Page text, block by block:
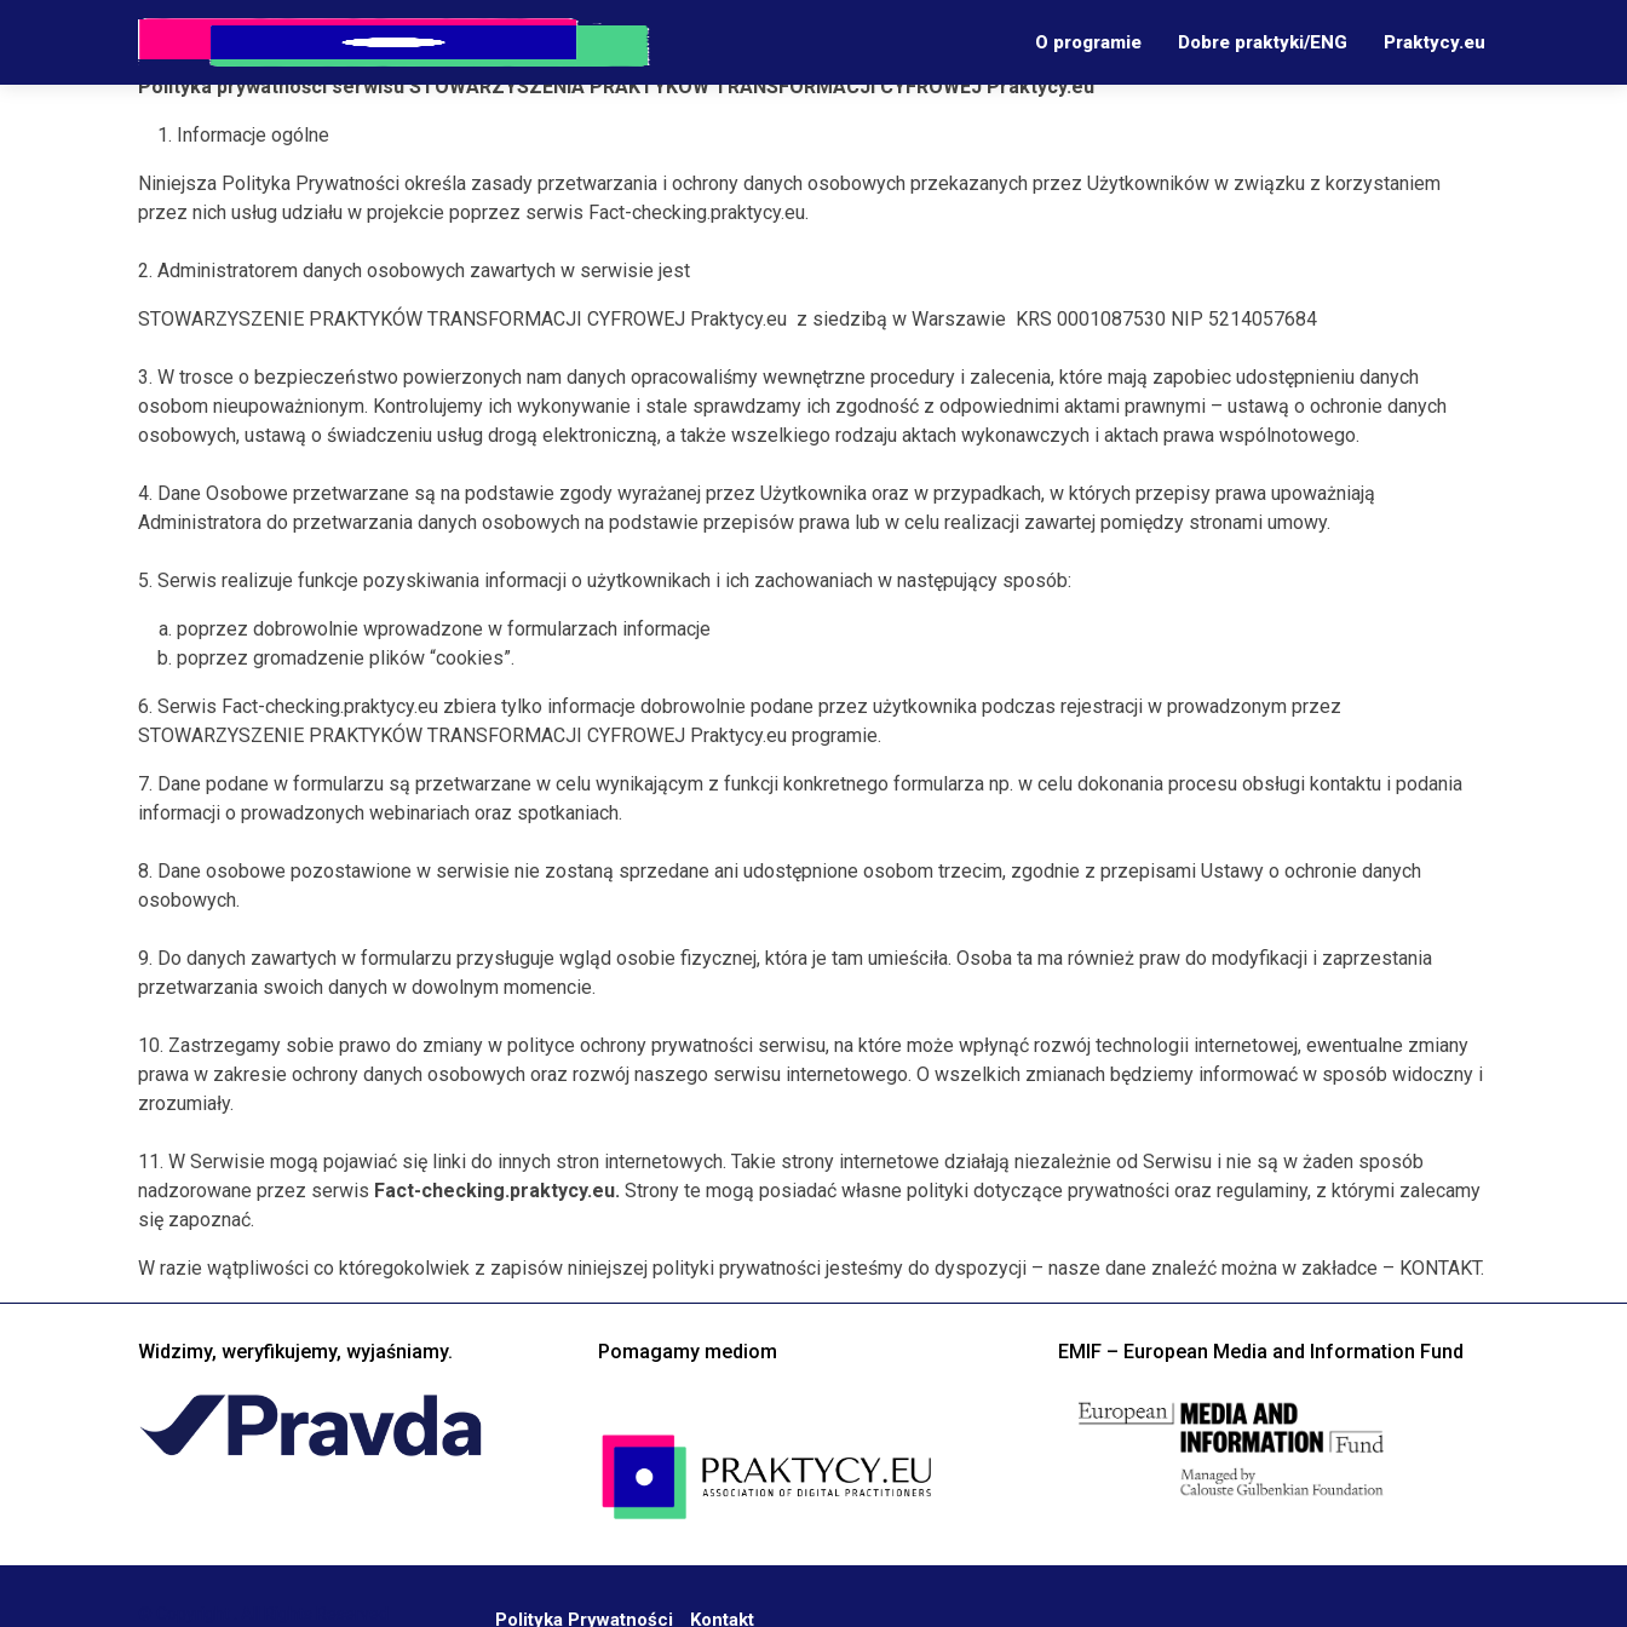
O programie Dobre praktyki/ENG Praktycy.eu
Polityka prywatności serwisu STOWARZYSZENIA PRAKTYKÓW TRANSFORMACJI CYFROWEJ Praktycy.eu
Informacje ogólne
Niniejsza Polityka Prywatności określa zasady przetwarzania i ochrony danych osobowych przekazanych przez Użytkowników w związku z korzystaniem
przez nich usług udziału w projekcie poprzez serwis Fact-checking.praktycy.eu.
2. Administratorem danych osobowych zawartych w serwisie jest
STOWARZYSZENIE PRAKTYKÓW TRANSFORMACJI CYFROWEJ Praktycy.eu z siedzibą w Warszawie KRS 0001087530 NIP 5214057684
3. W trosce o bezpieczeństwo powierzonych nam danych opracowaliśmy wewnętrzne procedury i zalecenia, które mają zapobiec udostępnieniu danych
osobom nieupoważnionym. Kontrolujemy ich wykonywanie i stale sprawdzamy ich zgodność z odpowiednimi aktami prawnymi – ustawą o ochronie danych
osobowych, ustawą o świadczeniu usług drogą elektroniczną, a także wszelkiego rodzaju aktach wykonawczych i aktach prawa wspólnotowego.
4. Dane Osobowe przetwarzane są na podstawie zgody wyrażanej przez Użytkownika oraz w przypadkach, w których przepisy prawa upoważniają
Administratora do przetwarzania danych osobowych na podstawie przepisów prawa lub w celu realizacji zawartej pomiędzy stronami umowy.
5. Serwis realizuje funkcje pozyskiwania informacji o użytkownikach i ich zachowaniach w następujący sposób:
poprzez dobrowolnie wprowadzone w formularzach informacje
poprzez gromadzenie plików “cookies”.
6. Serwis Fact-checking.praktycy.eu zbiera tylko informacje dobrowolnie podane przez użytkownika podczas rejestracji w prowadzonym przez
STOWARZYSZENIE PRAKTYKÓW TRANSFORMACJI CYFROWEJ Praktycy.eu programie.
7. Dane podane w formularzu są przetwarzane w celu wynikającym z funkcji konkretnego formularza np. w celu dokonania procesu obsługi kontaktu i podania
informacji o prowadzonych webinariach oraz spotkaniach.
8. Dane osobowe pozostawione w serwisie nie zostaną sprzedane ani udostępnione osobom trzecim, zgodnie z przepisami Ustawy o ochronie danych
osobowych.
9. Do danych zawartych w formularzu przysługuje wgląd osobie fizycznej, która je tam umieściła. Osoba ta ma również praw do modyfikacji i zaprzestania
przetwarzania swoich danych w dowolnym momencie.
10. Zastrzegamy sobie prawo do zmiany w polityce ochrony prywatności serwisu, na które może wpłynąć rozwój technologii internetowej, ewentualne zmiany
prawa w zakresie ochrony danych osobowych oraz rozwój naszego serwisu internetowego. O wszelkich zmianach będziemy informować w sposób widoczny i
zrozumiały.
11. W Serwisie mogą pojawiać się linki do innych stron internetowych. Takie strony internetowe działają niezależnie od Serwisu i nie są w żaden sposób
nadzorowane przez serwis Fact-checking.praktycy.eu. Strony te mogą posiadać własne polityki dotyczące prywatności oraz regulaminy, z którymi zalecamy
się zapoznać.
W razie wątpliwości co któregokolwiek z zapisów niniejszej polityki prywatności jesteśmy do dyspozycji – nasze dane znaleźć można w zakładce – KONTAKT.
Widzimy, weryfikujemy, wyjaśniamy. Pomagamy mediom EMIF – European Media and Information Fund
Polityka Prywatności Kontakt